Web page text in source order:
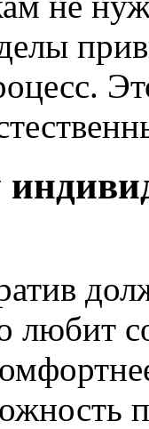
любит